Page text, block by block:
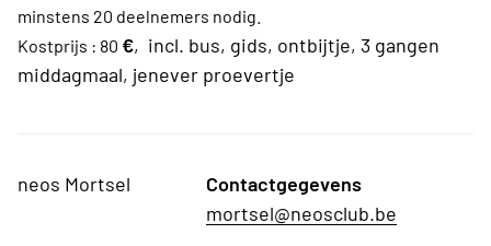
minstens 20 deelnemers nodig.
Kostprijs : 80 €, incl. bus, gids, ontbijtje, 3 gangen
middagmaal, jenever proevertje
neos Mortsel
Contactgegevens
mortsel@neosclub.be